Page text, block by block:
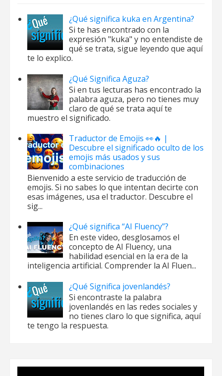
¿Qué significa kuka en Argentina?
Si te has encontrado con la
expresión "kuka" y no entendiste de
qué se trata, sigue leyendo que aquí
te lo explico.
¿Qué Significa Aguza?
Si en tus lecturas has encontrado la
palabra aguza, pero no tienes muy
claro de qué se trata aquí te
muestro el significado.
Traductor de Emojis 👀🔥 |
Descubre el significado oculto de los
emojis más usados y sus
combinaciones
Bienvenido a este servicio de traducción de
emojis. Si no sabes lo que intentan decirte con
esas imágenes, usa el traductor. Descubre el
sig...
¿Qué significa “AI Fluency”?
En este video, desglosamos el
concepto de AI Fluency, una
habilidad esencial en la era de la
inteligencia artificial. Comprender la AI Fluen...
¿Qué Significa jovenlandés?
Si encontraste la palabra
jovenlandés en las redes sociales y
no tienes claro lo que significa, aquí
te tengo la respuesta.